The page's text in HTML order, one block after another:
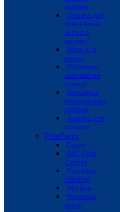
добрив
Техніка для
зберігання
зерна в
мішках
Візки для
жаток
Розчинно-
заправочні
станції
Розкидачі
мінеральних
добрив
Техніка для
соломи
FreeFarm
Dawn
360 Yield
Center
Precision
Planting
Montag
Розчинні
вузли